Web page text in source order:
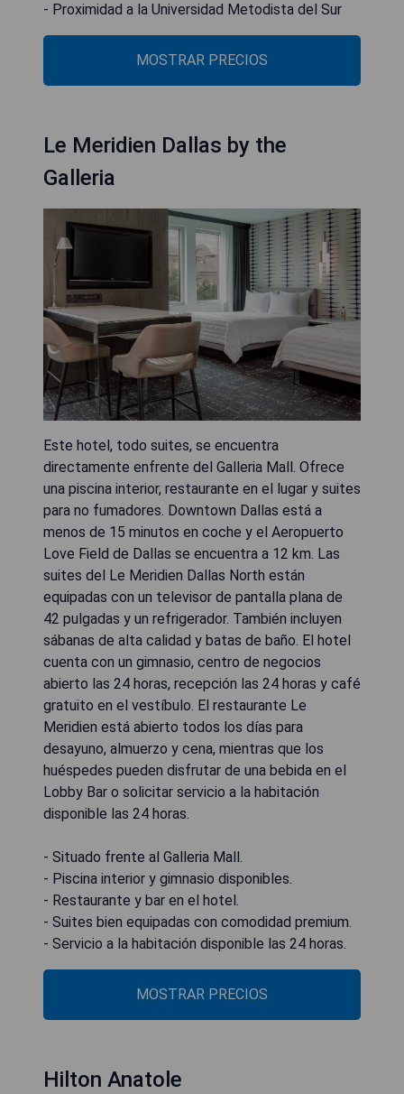
- Proximidad a la Universidad Metodista del Sur
MOSTRAR PRECIOS
Le Meridien Dallas by the
Galleria
Este hotel, todo suites, se encuentra
directamente enfrente del Galleria Mall. Ofrece
una piscina interior, restaurante en el lugar y suites
para no fumadores. Downtown Dallas está a
menos de 15 minutos en coche y el Aeropuerto
Love Field de Dallas se encuentra a 12 km. Las
suites del Le Meridien Dallas North están
equipadas con un televisor de pantalla plana de
42 pulgadas y un refrigerador. También incluyen
sábanas de alta calidad y batas de baño. El hotel
cuenta con un gimnasio, centro de negocios
abierto las 24 horas, recepción las 24 horas y café
gratuito en el vestíbulo. El restaurante Le
Meridien está abierto todos los días para
desayuno, almuerzo y cena, mientras que los
huéspedes pueden disfrutar de una bebida en el
Lobby Bar o solicitar servicio a la habitación
disponible las 24 horas.
- Situado frente al Galleria Mall.
- Piscina interior y gimnasio disponibles.
- Restaurante y bar en el hotel.
- Suites bien equipadas con comodidad premium.
- Servicio a la habitación disponible las 24 horas.
MOSTRAR PRECIOS
Hilton Anatole